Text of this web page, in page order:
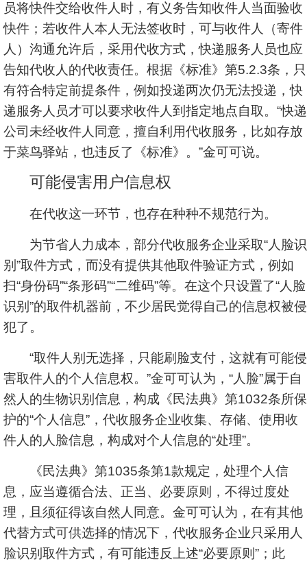
员将快件交给收件人时，有义务告知收件人当面验收
快件；若收件人本人无法签收时，可与收件人（寄件
人）沟通允许后，采用代收方式，快递服务人员也应
告知代收人的代收责任。根据《标准》第5.2.3条，只
有符合特定前提条件，例如投递两次仍无法投递，快
递服务人员才可以要求收件人到指定地点自取。“快递
公司未经收件人同意，擅自利用代收服务，比如存放
于菜鸟驿站，也违反了《标准》。”金可可说。
可能侵害用户信息权
在代收这一环节，也存在种种不规范行为。
为节省人力成本，部分代收服务企业采取“人脸识
别”取件方式，而没有提供其他取件验证方式，例如
扫“身份码”“条形码”“二维码”等。在这个只设置了“人脸
识别”的取件机器前，不少居民觉得自己的信息权被侵
犯了。
“取件人别无选择，只能刷脸支付，这就有可能侵
害取件人的个人信息权。”金可可认为，“人脸”属于自
然人的生物识别信息，构成《民法典》第1032条所保
护的“个人信息”，代收服务企业收集、存储、使用收
件人的人脸信息，构成对个人信息的“处理”。
《民法典》第1035条第1款规定，处理个人信
息，应当遵循合法、正当、必要原则，不得过度处
理，且须征得该自然人同意。金可可认为，在有其他
代替方式可供选择的情况下，代收服务企业只采用人
脸识别取件方式，有可能违反上述“必要原则”；此